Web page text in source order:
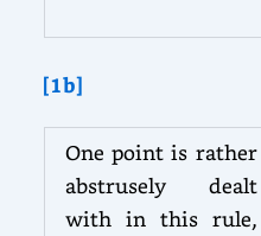
[1b]
One point is rather
abstrusely dealt
with in this rule,